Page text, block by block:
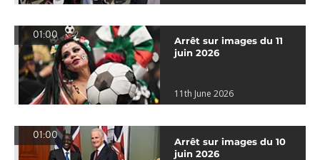
01:00
Arrêt sur images du 11
juin 2026
11th June 2026
01:00
Arrêt sur images du 10
juin 2026